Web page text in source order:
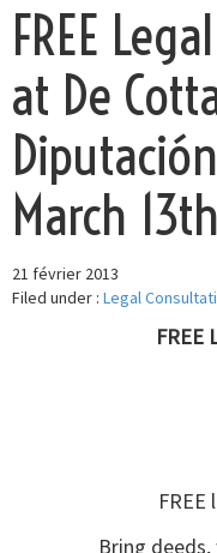
FREE
at De
March 13th
21 février 2013
Filed under : Legal
FREE
FREE
Bring